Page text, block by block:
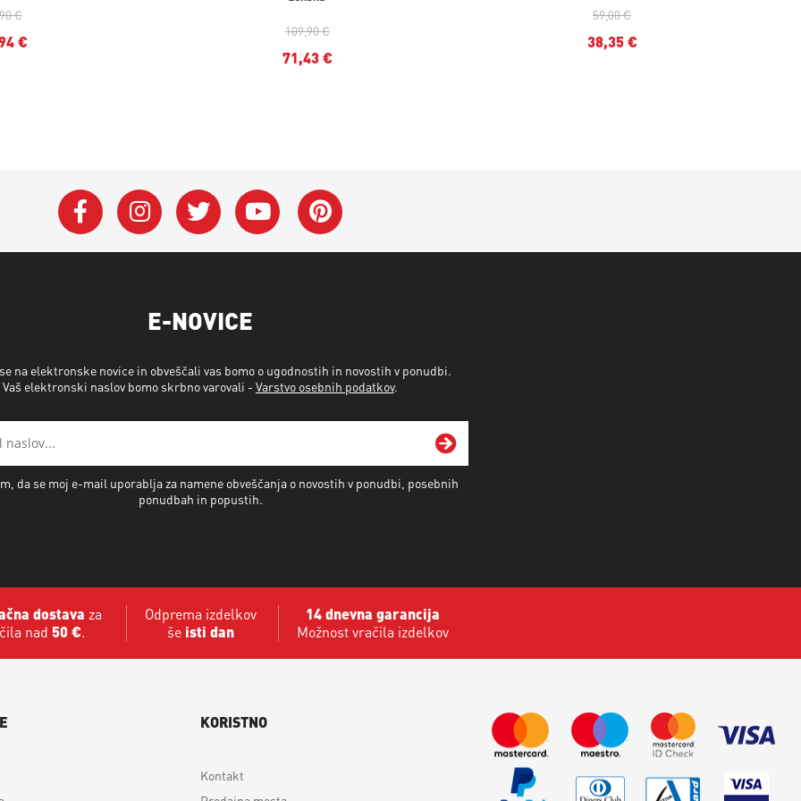
€
€
109,90 €
71,43 €
59,00 €
38,35 €
E-NOVICE
na elektronske novice in obveščali vas bomo o ugodnostih in novostih v ponudbi.
Vaš elektronski naslov bomo skrbno varovali - Varstvo osebnih podatkov.
da se moj e-mail uporablja za namene obveščanja o novostih v ponudbi, posebnih
ponudbah in popustih.
dostava za
nad 50 €.
Odprema izdelkov
še isti dan
14 dnevna garancija
Možnost vračila izdelkov
KORISTNO
Kontakt